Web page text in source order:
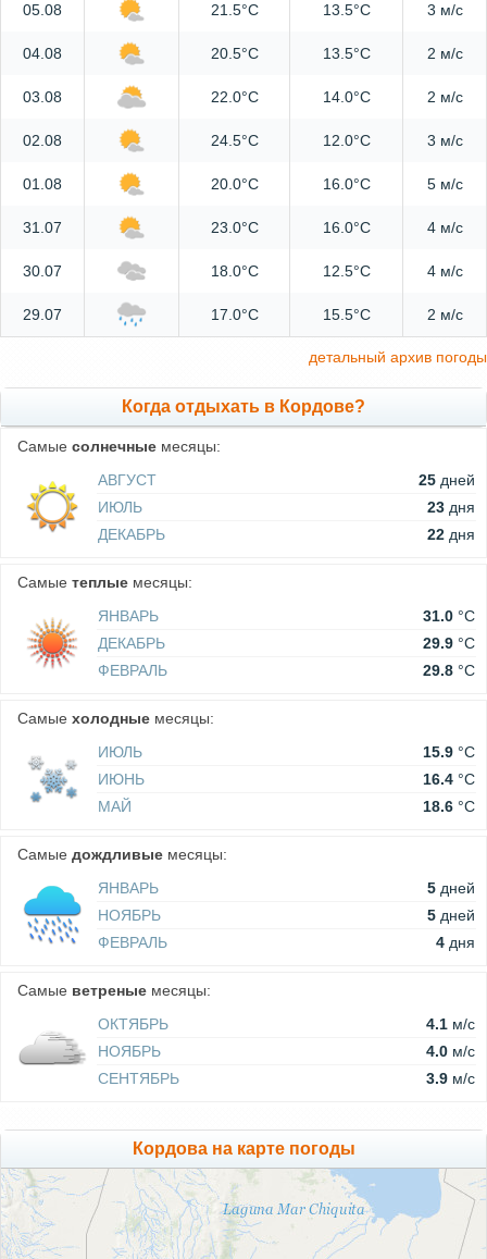
05.08 21.5°C 13.5°C 3 м/с
04.08 20.5°C 13.5°C 2 м/с
03.08 22.0°C 14.0°C 2 м/с
02.08 24.5°C 12.0°C 3 м/с
01.08 20.0°C 16.0°C 5 м/с
31.07 23.0°C 16.0°C 4 м/с
30.07 18.0°C 12.5°C 4 м/с
29.07 17.0°C 15.5°C 2 м/с
детальный архив погоды
Когда отдыхать в Кордове?
Самые солнечные месяцы:
АВГУСТ
25 дней
ИЮЛЬ
23 дня
ДЕКАБРЬ
22 дня
Самые теплые месяцы:
ЯНВАРЬ
31.0 °C
ДЕКАБРЬ
29.9 °C
ФЕВРАЛЬ
29.8 °C
Самые холодные месяцы:
ИЮЛЬ
15.9 °C
ИЮНЬ
16.4 °C
МАЙ
18.6 °C
Самые дождливые месяцы:
ЯНВАРЬ
5 дней
НОЯБРЬ
5 дней
ФЕВРАЛЬ
4 дня
Самые ветреные месяцы:
ОКТЯБРЬ
4.1 м/c
НОЯБРЬ
4.0 м/c
СЕНТЯБРЬ
3.9 м/c
Кордова на карте погоды